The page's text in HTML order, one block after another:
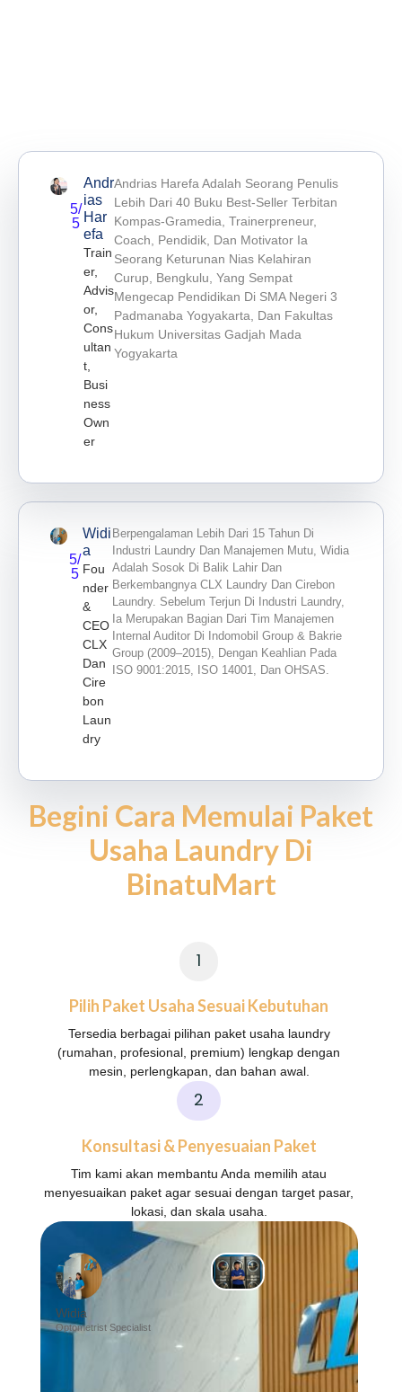
5/
5
Widi
A
Fou
Nder
&
CEO
CLX
Dan
Cire
Bon
Laun
Dry
Berpengalaman Lebih Dari 15 Tahun Di
Industri Laundry Dan Manajemen Mutu, Widia
Adalah Sosok Di Balik Lahir Dan
Berkembangnya CLX Laundry Dan Cirebon
Laundry. Sebelum Terjun Di Industri Laundry,
Ia Merupakan Bagian Dari Tim Manajemen
Internal Auditor Di Indomobil Group & Bakrie
Group (2009–2015), Dengan Keahlian Pada
ISO 9001:2015, ISO 14001, Dan OHSAS.
5/
5
Andr
Ias
Har
Efa
Train
Er,
Advis
Or,
Cons
Ultan
T,
Busi
Ness
Own
Er
Andrias Harefa Adalah Seorang Penulis
Lebih Dari 40 Buku Best-Seller Terbitan
Kompas-Gramedia, Trainerpreneur,
Coach, Pendidik, Dan Motivator Ia
Seorang Keturunan Nias Kelahiran
Curup, Bengkulu, Yang Sempat
Mengecap Pendidikan Di SMA Negeri 3
Padmanaba Yogyakarta, Dan Fakultas
Hukum Universitas Gadjah Mada
Yogyakarta
Begini Cara Memulai Paket
Usaha Laundry Di
BinatuMart
1
Pilih Paket Usaha Sesuai Kebutuhan
Tersedia berbagai pilihan paket usaha laundry
(rumahan, profesional, premium) lengkap dengan
mesin, perlengkapan, dan bahan awal.
2
Konsultasi & Penyesuaian Paket
Tim kami akan membantu Anda memilih atau
menyesuaikan paket agar sesuai dengan target pasar,
lokasi, dan skala usaha.
Widia
Optometrist Specialist